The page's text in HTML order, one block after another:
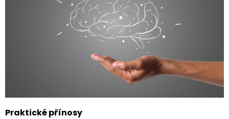
Praktické přínosy